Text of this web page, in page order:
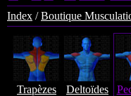
Index /Boutique
Trapèzes Deltoïdes